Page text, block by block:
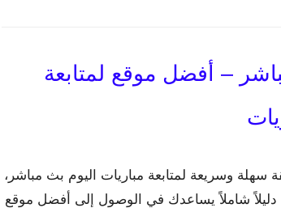
– أفضل موقع لمتابعة
وسريعة لمتابعة مباريات اليوم بث مباشر،
شاملاً يساعدك في الوصول إلى أفضل موقع